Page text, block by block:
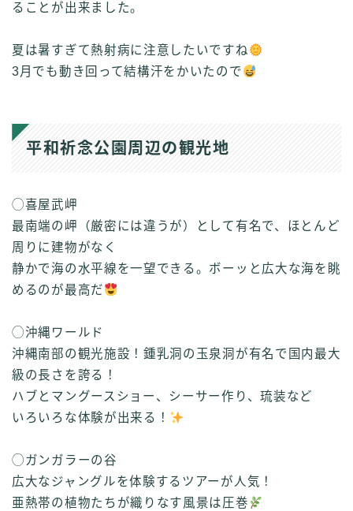
ることが出来ました。
夏は暑すぎて熱射病に注意したいですね
3月でも動き回って結構汗をかいたので
平和祈念公園周辺の観光地
◯喜屋武岬
最南端の岬（厳密には違うが）として有名で、ほとんど
周りに建物がなく
静かで海の水平線を一望できる。ボーッと広大な海を眺
めるのが最高だ
◯沖縄ワールド
沖縄南部の観光施設！鍾乳洞の玉泉洞が有名で国内最大
級の長さを誇る！
ハブとマングースショー、シーサー作り、琉装など
いろいろな体験が出来る！
◯ガンガラーの谷
広大なジャングルを体験するツアーが人気！
亜熱帯の植物たちが織りなす風景は圧巻